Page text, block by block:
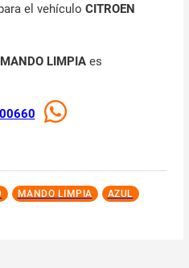
el vehículo CITROEN
MANDO LIMPIAes
MANDO LIMPIA
AZUL